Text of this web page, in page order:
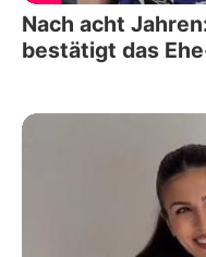
Nach acht
bestätigt das